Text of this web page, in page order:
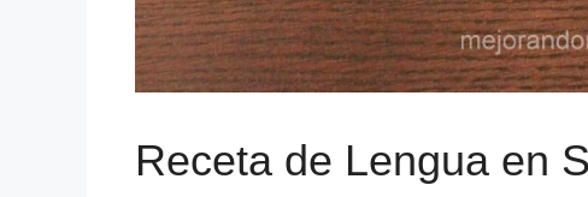
Receta de Lengua en